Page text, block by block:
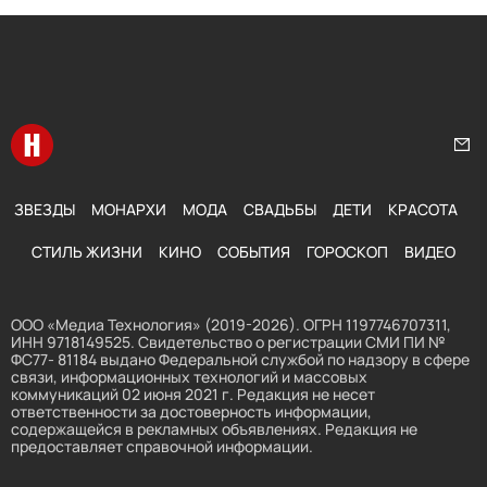
Перейти на главную
ЗВЕЗДЫ МОНАРХИ МОДА СВАДЬБЫ ДЕТИ КРАСОТА
СТИЛЬ ЖИЗНИ КИНО СОБЫТИЯ ГОРОСКОП ВИДЕО
ООО «Медиа Технология» (2019-2026). ОГРН 1197746707311,
ИНН 9718149525. Свидетельство о регистрации СМИ ПИ №
ФС77- 81184 выдано Федеральной службой по надзору в сфере
связи, информационных технологий и массовых
коммуникаций 02 июня 2021 г. Редакция не несет
ответственности за достоверность информации,
содержащейся в рекламных объявлениях. Редакция не
предоставляет справочной информации.